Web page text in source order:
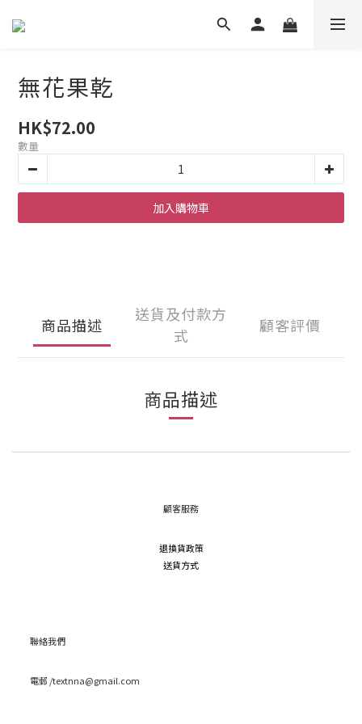
無花果乾
HK$72.00
數量
加入購物車
商品描述
送貨及付款方
式
顧客評價
商品描述
顧客服務
退換貨政策
送貨方式
聯絡我們
電郵 /textnna@gmail.com